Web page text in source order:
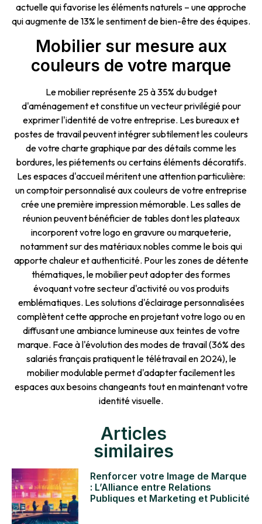
actuelle qui favorise les éléments naturels – une approche
qui augmente de 13% le sentiment de bien-être des équipes.
Mobilier sur mesure aux
couleurs de votre marque
Le mobilier représente 25 à 35% du budget
d'aménagement et constitue un vecteur privilégié pour
exprimer l'identité de votre entreprise. Les bureaux et
postes de travail peuvent intégrer subtilement les couleurs
de votre charte graphique par des détails comme les
bordures, les piétements ou certains éléments décoratifs.
Les espaces d'accueil méritent une attention particulière:
un comptoir personnalisé aux couleurs de votre entreprise
crée une première impression mémorable. Les salles de
réunion peuvent bénéficier de tables dont les plateaux
incorporent votre logo en gravure ou marqueterie,
notamment sur des matériaux nobles comme le bois qui
apporte chaleur et authenticité. Pour les zones de détente
thématiques, le mobilier peut adopter des formes
évoquant votre secteur d'activité ou vos produits
emblématiques. Les solutions d'éclairage personnalisées
complètent cette approche en projetant votre logo ou en
diffusant une ambiance lumineuse aux teintes de votre
marque. Face à l'évolution des modes de travail (36% des
salariés français pratiquent le télétravail en 2024), le
mobilier modulable permet d'adapter facilement les
espaces aux besoins changeants tout en maintenant votre
identité visuelle.
Articles
similaires
Renforcer votre Image de Marque
: L’Alliance entre Relations
Publiques et Marketing et Publicité